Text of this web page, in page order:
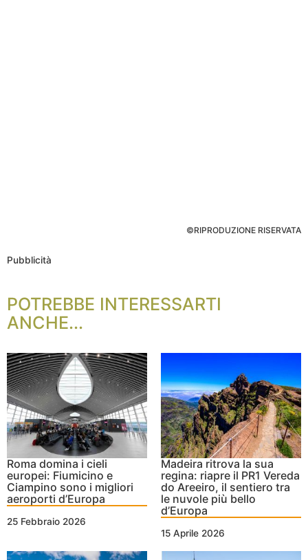
©RIPRODUZIONE RISERVATA
Pubblicità
POTREBBE INTERESSARTI
ANCHE...
Roma domina i cieli
europei: Fiumicino e
Ciampino sono i migliori
aeroporti d’Europa
25 Febbraio 2026
Madeira ritrova la sua
regina: riapre il PR1 Vereda
do Areeiro, il sentiero tra
le nuvole più bello
d’Europa
15 Aprile 2026